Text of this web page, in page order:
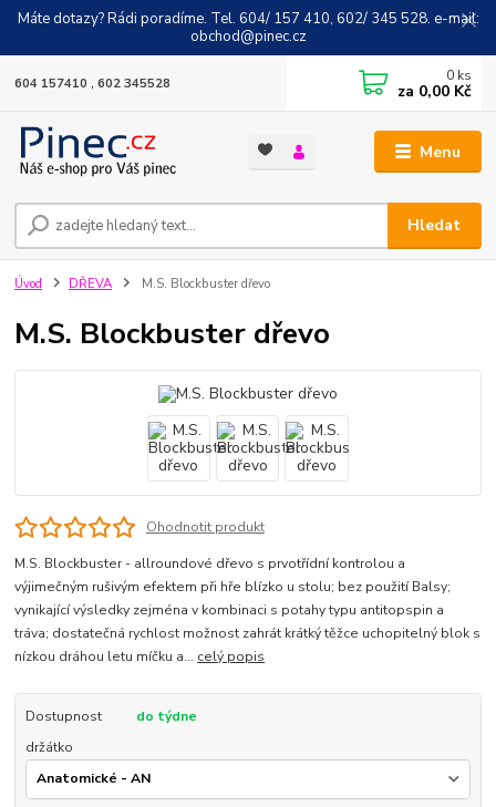
Máte dotazy? Rádi poradíme. Tel. 604/ 157 410, 602/ 345 528. e-mail:
obchod@pinec.cz
Menu
Hledat
604 157410 , 602 345528 0 ks
za 0,00 Kč
Úvod DŘEVA M.S. Blockbuster dřevo
M.S. Blockbuster dřevo
Ohodnotit produkt
M.S. Blockbuster - allroundové dřevo s prvotřídní kontrolou a
výjimečným rušivým efektem při hře blízko u stolu; bez použití Balsy;
vynikající výsledky zejména v kombinaci s potahy typu antitopspin a
tráva; dostatečná rychlost možnost zahrát krátký těžce uchopitelný blok s
nízkou dráhou letu míčku a... celý popis
Dostupnost
do týdne
držátko